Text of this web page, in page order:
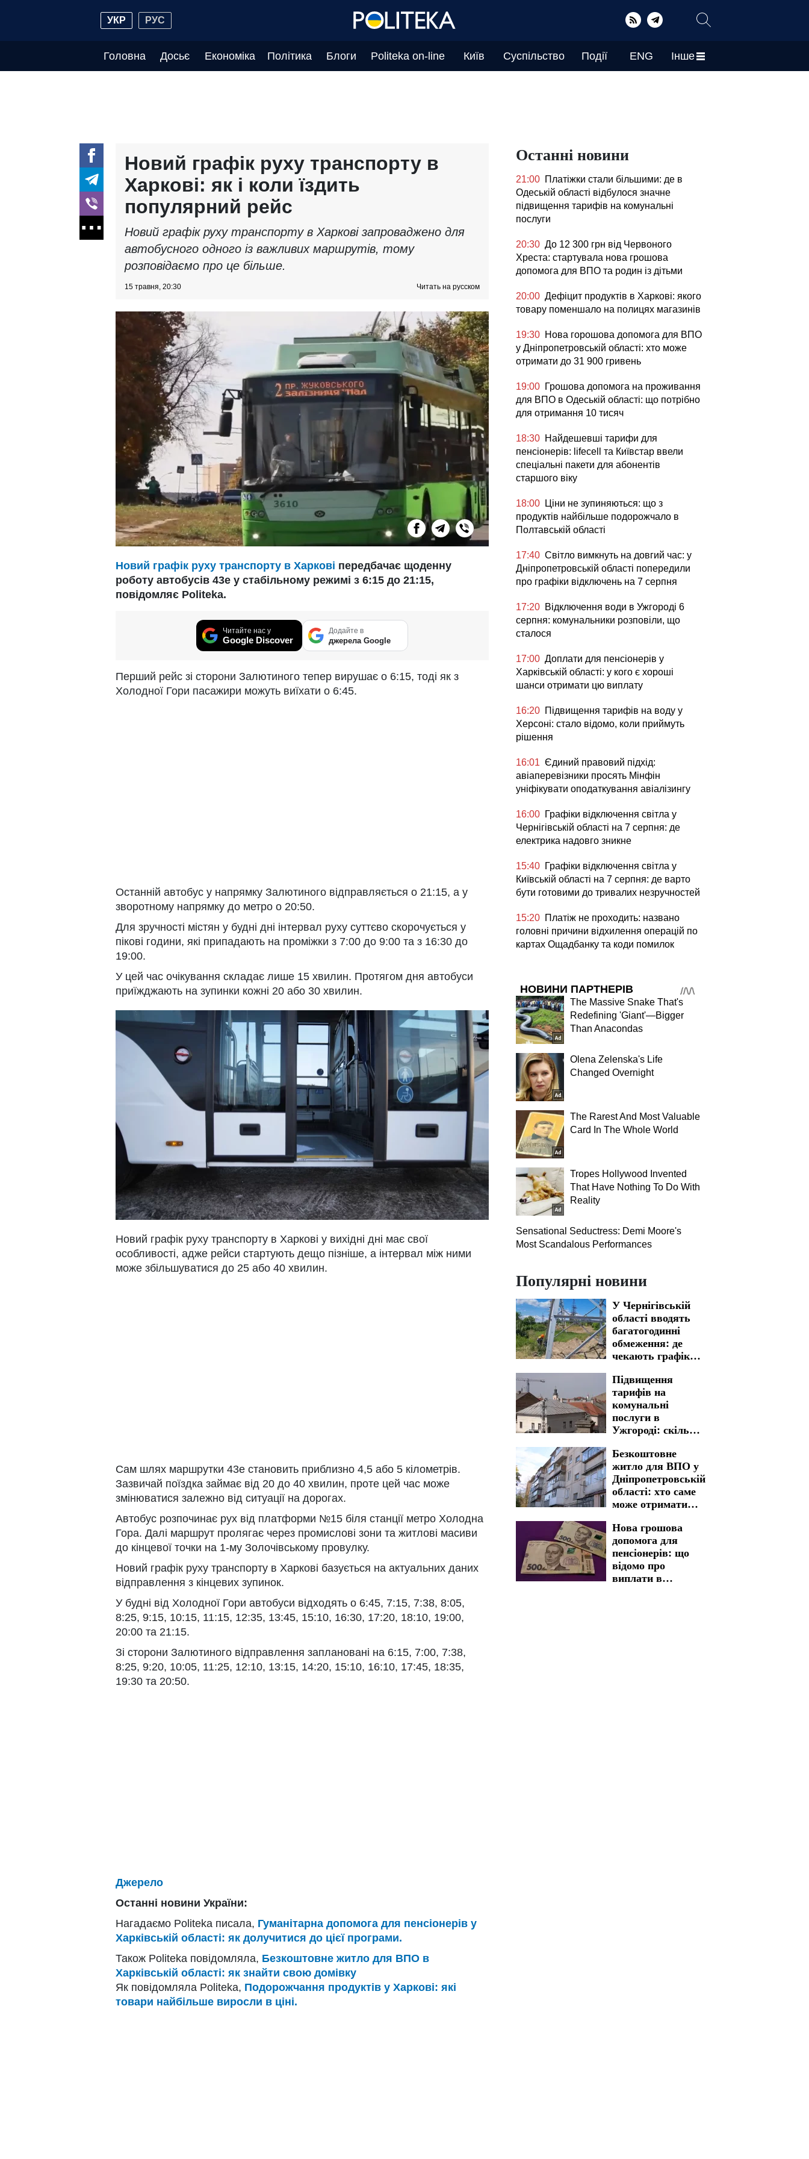
УКР РУС
Головна Досьє Економіка Політика Блоги Politeka on-line Київ Суспільство Події ENG Інше
Новий графік руху транспорту в
Харкові: як і коли їздить
популярний рейс
Новий графік руху транспорту в Харкові запроваджено для
автобусного одного із важливих маршрутів, тому
розповідаємо про це більше.
15 травня, 20:30 Читать на русском
Новий графік руху транспорту в Харкові передбачає щоденну
роботу автобусів 43е у стабільному режимі з 6:15 до 21:15,
повідомляє Politeka.
Читайте нас у
Google Discover
Додайте в
джерела Google
Перший рейс зі сторони Залютиного тепер вирушає о 6:15, тоді як з
Холодної Гори пасажири можуть виїхати о 6:45.
Останній автобус у напрямку Залютиного відправляється о 21:15, а у
зворотному напрямку до метро о 20:50.
Для зручності містян у будні дні інтервал руху суттєво скорочується у
пікові години, які припадають на проміжки з 7:00 до 9:00 та з 16:30 до
19:00.
У цей час очікування складає лише 15 хвилин. Протягом дня автобуси
приїжджають на зупинки кожні 20 або 30 хвилин.
Новий графік руху транспорту в Харкові у вихідні дні має свої
особливості, адже рейси стартують дещо пізніше, а інтервал між ними
може збільшуватися до 25 або 40 хвилин.
Сам шлях маршрутки 43е становить приблизно 4,5 або 5 кілометрів.
Зазвичай поїздка займає від 20 до 40 хвилин, проте цей час може
змінюватися залежно від ситуації на дорогах.
Автобус розпочинає рух від платформи №15 біля станції метро Холодна
Гора. Далі маршрут пролягає через промислові зони та житлові масиви
до кінцевої точки на 1-му Золочівському провулку.
Новий графік руху транспорту в Харкові базується на актуальних даних
відправлення з кінцевих зупинок.
У будні від Холодної Гори автобуси відходять о 6:45, 7:15, 7:38, 8:05,
8:25, 9:15, 10:15, 11:15, 12:35, 13:45, 15:10, 16:30, 17:20, 18:10, 19:00,
20:00 та 21:15.
Зі сторони Залютиного відправлення заплановані на 6:15, 7:00, 7:38,
8:25, 9:20, 10:05, 11:25, 12:10, 13:15, 14:20, 15:10, 16:10, 17:45, 18:35,
19:30 та 20:50.
Джерело
Останні новини України:
Нагадаємо Politeka писала, Гуманітарна допомога для пенсіонерів у
Харківській області: як долучитися до цієї програми.
Також Politeka повідомляла, Безкоштовне житло для ВПО в
Харківській області: як знайти свою домівку
Як повідомляла Politeka, Подорожчання продуктів у Харкові: які
товари найбільше виросли в ціні.
Останні новини
21:00 Платіжки стали більшими: де в
Одеській області відбулося значне
підвищення тарифів на комунальні
послуги
20:30 До 12 300 грн від Червоного
Хреста: стартувала нова грошова
допомога для ВПО та родин із дітьми
20:00 Дефіцит продуктів в Харкові: якого
товару поменшало на полицях магазинів
19:30 Нова горошова допомога для ВПО
у Дніпропетровській області: хто може
отримати до 31 900 гривень
19:00 Грошова допомога на проживання
для ВПО в Одеській області: що потрібно
для отримання 10 тисяч
18:30 Найдешевші тарифи для
пенсіонерів: lifecell та Київстар ввели
спеціальні пакети для абонентів
старшого віку
18:00
Ціни не зупиняються: що з
продуктів найбільше подорожчало в
Полтавській області
17:40 Світло вимкнуть на довгий час: у
Дніпропетровській області попередили
про графіки відключень на 7 серпня
17:20 Відключення води в Ужгороді 6
серпня: комунальники розповіли, що
сталося
17:00 Доплати для пенсіонерів у
Харківській області: у кого є хороші
шанси отримати цю виплату
16:20 Підвищення тарифів на воду у
Херсоні: стало відомо, коли приймуть
рішення
16:01 Єдиний правовий підхід:
авіаперевізники просять Мінфін
уніфікувати оподаткування авіалізингу
16:00 Графіки відключення світла у
Чернігівській області на 7 серпня: де
електрика надовго зникне
15:40 Графіки відключення світла у
Київській області на 7 серпня: де варто
бути готовими до тривалих незручностей
15:20 Платіж не проходить: названо
головні причини відхилення операцій по
картах Ощадбанку та коди помилок
НОВИНИ ПАРТНЕРІВ
The Massive Snake That's
Redefining 'Giant'—Bigger
Than Anacondas
Olena Zelenska's Life
Changed Overnight
The Rarest And Most Valuable
Card In The Whole World
Tropes Hollywood Invented
That Have Nothing To Do With
Reality
Sensational Seductress: Demi Moore's
Most Scandalous Performances
Популярні новини
У Чернігівській
області вводять
багатогодинні
обмеження: де
чекають графіки
світла на 6 та 7
серпня
Підвищення
тарифів на
комунальні
послуги в
Ужгороді: скільки
заплатити
Безкоштовне
житло для ВПО у
Дніпропетровській
області: хто саме
може отримати
Нова грошова
допомога для
пенсіонерів: що
відомо про
виплати в